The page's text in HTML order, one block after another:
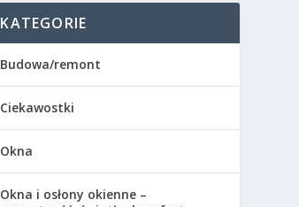
KATEGORIE
Budowa/remont
Ciekawostki
Okna
Okna i osłony okienne –